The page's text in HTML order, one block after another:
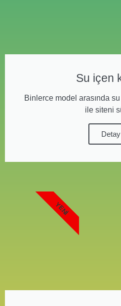
Su içen
Binlerce model arasında
ile siteni
Detay
YENI